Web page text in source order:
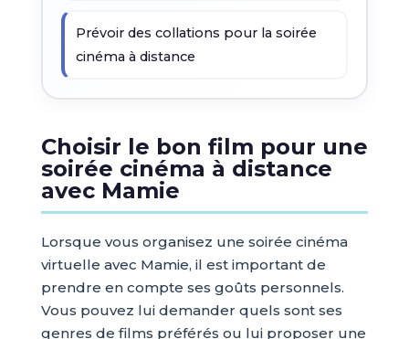
Prévoir des collations pour la soirée
cinéma à distance
Choisir le bon film pour une
soirée cinéma à distance
avec Mamie
Lorsque vous organisez une soirée cinéma
virtuelle avec Mamie, il est important de
prendre en compte ses goûts personnels.
Vous pouvez lui demander quels sont ses
genres de films préférés ou lui proposer une